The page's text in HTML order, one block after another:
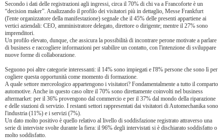
Secondo i dati delle registrazioni agli ingressi, circa il 70% di chi va a Francoforte è un
“decision maker”. Analizzando il profilo dei visitatori più in dettaglio, Messe Frankfurt
(l'ente organizzatore della manifestazione) segnale che il 45% delle presenti appartiene ai
vertici aziendali: CEO, amministratore delegato, direttore o dirigente; mentre il 27% sono
imprenditori.
Un profilo elevato, dunque, che assicura la possibilità di incontrare perone motivate a parlare
di business e raccogliere informazioni per stabilire un contatto, con l'intenzione di sviluppare
nuove forme di collaborazione.
Seguono poi altre categorie interessanti: il 14% sono impiegati e l'8% persone che sono lì per
cogliere questa opportunità come momento di formazione.
A quale settore merceologico appartengono i visitatori? Fondamentalmente a tutto il comparto
automotive. Anche in questo caso oltre il 70% sono direttamente coinvolti nel business
aftermarket: per il 36% provengono dal commercio e per il 37% dal mondo della riparazione
e delle stazioni di servizio. I restanti settori rappresentati dai visitatori di Automechanika sono
l'industria (11%) e i servizi (7%).
Un dato molto positivo è quello relativo al livello di soddisfazione registrato attraverso una
serie di interviste svolte durante la fiera: il 96% degli intervistati si è dischiarato soddisfatto o
molto soddisfatto.